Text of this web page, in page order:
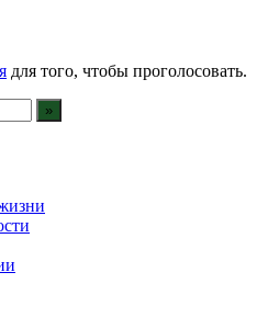
для того, чтобы проголосовать.